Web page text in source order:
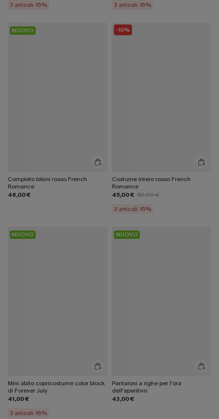
3 articoli -15%
3 articoli -15%
NUOVO
Completo bikini rosso French
Romance
46,00 €
-10%
Costume intero rosso French
Romance
45,00 € 50,00 €
3 articoli -15%
NUOVO
Mini abito copricostume color block
di Forever July
41,00 €
3 articoli -15%
NUOVO
Pantaloni a righe per l'ora
dell'aperitivo
43,00 €